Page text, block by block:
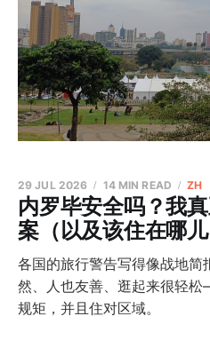
内罗毕安全吗？我
案（以及该住在哪儿
29 JUL 2026 14 MIN READ ZH
各国的旅行警告写得像战地简
然、人也友善、逛起来很轻
规矩，并且住对区域。